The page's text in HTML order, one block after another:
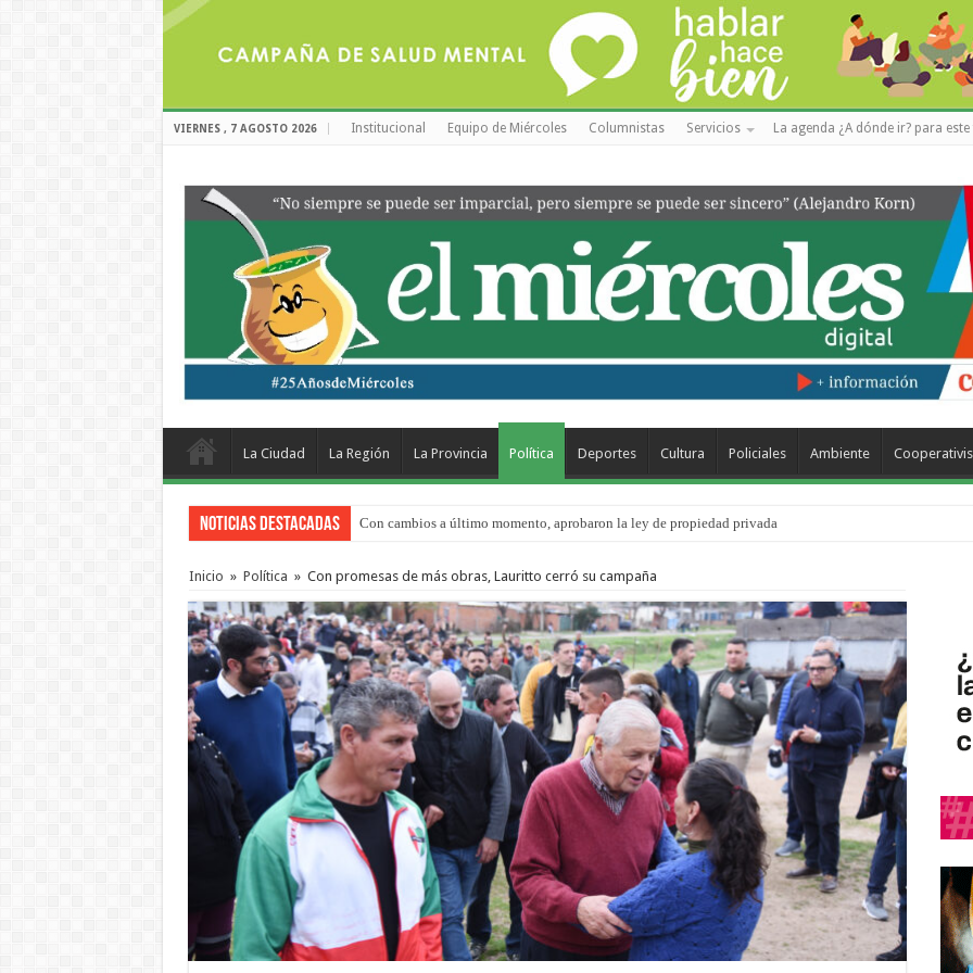
VIERNES , 7 AGOSTO 2026 Institucional Equipo de Miércoles Columnistas Servicios La agenda ¿A dónde ir? para este
La Ciudad La Región La Provincia Política Deportes Cultura Policiales Ambiente
Noticias Destacadas Con cambios a último momento, aprobaron la ley de propiedad privada
Adopción en Entre Ríos: el 35% de los 90 niños, niñas y adolescentes que esperan una familia tiene
Inicio » Política » Con promesas de más obras, Lauritto cerró su campaña